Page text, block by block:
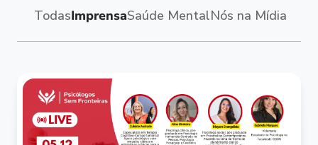
TodasImprensaSaúde MentalNós na Mídia